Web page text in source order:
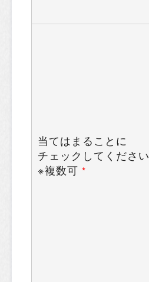
当てはまることに
チェックしてください
※複数可 *